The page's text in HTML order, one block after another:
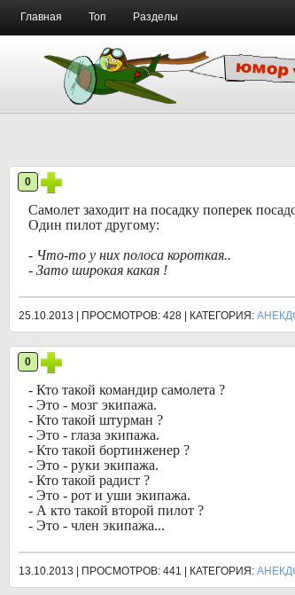
Главная Топ Разделы
0
Самолет заходит на посадку поперек
Один пилот другому:
- Что-то у них полоса короткая..
- Зато широкая какая !
25.10.2013 | ПРОСМОТРОВ: 428 | КАТЕГОРИЯ:
0
- Кто такой командир самолета ?
- Это - мозг экипажа.
- Кто такой штурман ?
- Это - глаза экипажа.
- Кто такой бортинженер ?
- Это - руки экипажа.
- Кто такой радист ?
- Это - рот и уши экипажа.
- А кто такой второй пилот ?
- Это - член экипажа...
13.10.2013 | ПРОСМОТРОВ: 441 | КАТЕГОРИЯ: